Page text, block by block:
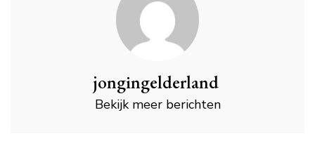
jongingelderland
Bekijk meer berichten